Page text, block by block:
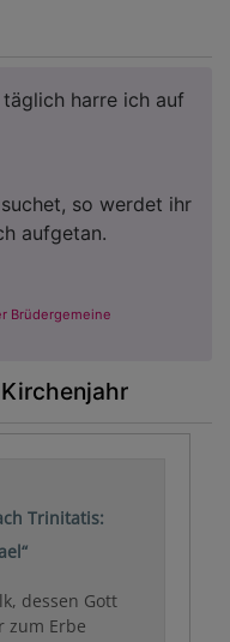
harre ich auf
so werdet ihr
aufgetan.
Brüdergemeine
Trinitatis:
dessen Gott
zum Erbe